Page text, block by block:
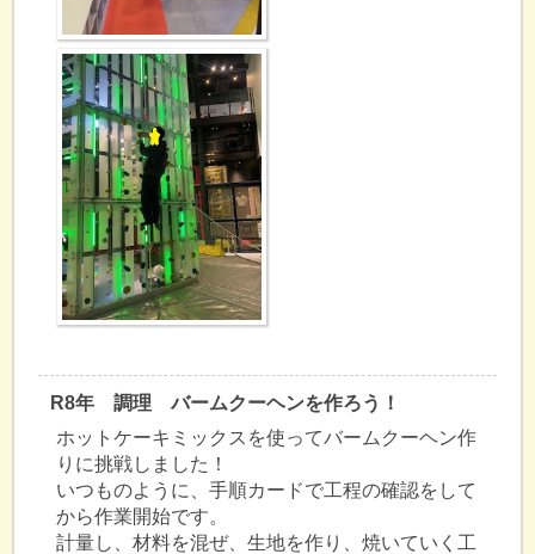
R8年 調理 バームクーヘンを作ろう！
ホットケーキミックスを使ってバームクーヘン作
りに挑戦しました！
いつものように、手順カードで工程の確認をして
から作業開始です。
計量し、材料を混ぜ、生地を作り、焼いていく工